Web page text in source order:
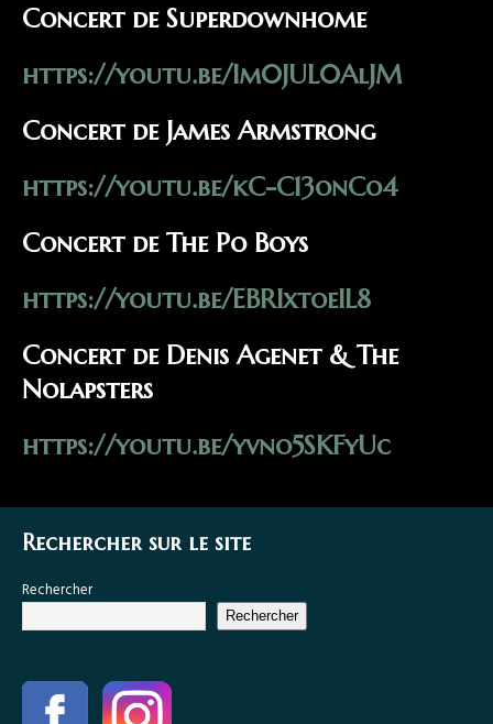
Concert de Superdownhome
https://youtu.be/Im0JUL0AlJM
Concert de James Armstrong
https://youtu.be/kC-C13onCo4
Concert de The Po Boys
https://youtu.be/EBRIxtoeIL8
Concert de Denis Agenet & The
Nolapsters
https://youtu.be/yvno5SKFyUc
Rechercher sur le site
Rechercher
Rechercher